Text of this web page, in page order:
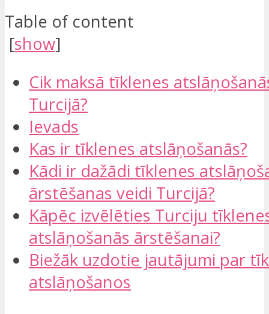
Table of content
[show]
Cik maksā tīklenes
Turcijā?
Ievads
Kas ir tīklenes atslāņošanās?
Kādi ir dažādi tīklenes
ārstēšanas veidi Turcijā?
Kāpēc izvēlēties Turciju
atslāņošanās ārstēšanai?
Biežāk uzdotie jautājumi par
atslāņošanos